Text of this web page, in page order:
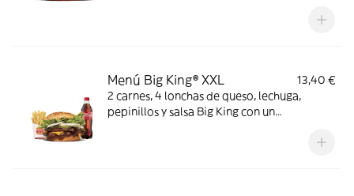
Menú Big King® XXL
13,40 €
2 carnes, 4 lonchas de queso, lechuga,
pepinillos y salsa Big King con un